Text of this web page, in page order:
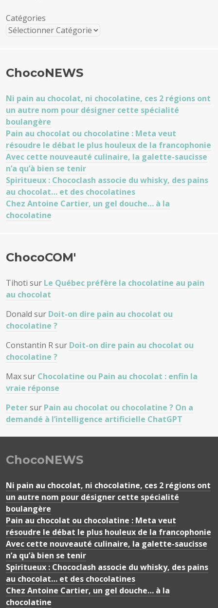
Catégories
ChocoNEWS
Ni pain au chocolat, ni chocolatine, ces 2 régions ont
un autre nom pour désigner cette spécialité
boulangère
Pain au chocolat ou chocolatine : Meta veut
résoudre le débat le plus houleux de la francophonie
Avec cette nouveauté culinaire, la galette-saucisse
n’a qu’à bien se tenir
Spiritueux : Chococlash associe du whisky, des pains
au chocolat… et des chocolatines
Chez Antoine Cartier, un gel douche… à la
chocolatine
ChocoCOM'
Tihoti sur Le Québec préfère la chocolatine au pain
au chocolat
Donald sur Doit-on dire pain au chocolat ou
chocolatine ?
Constantin Rsur Doit-on dire pain au chocolat ou
chocolatine ?
Maxsur Chocolatine ou Pain au chocolat : enfin la
vraie réponse
Petersur Pain au chocolat ou chocolatine ? On a
demandé à l’intelligence artificielle ChatGPT
ChocoNEWS
Ni pain au chocolat, ni chocolatine, ces 2 régions ont
un autre nom pour désigner cette spécialité
boulangère
Pain au chocolat ou chocolatine : Meta veut
résoudre le débat le plus houleux de la francophonie
Avec cette nouveauté culinaire, la galette-saucisse
n’a qu’à bien se tenir
Spiritueux : Chococlash associe du whisky, des pains
au chocolat… et des chocolatines
Chez Antoine Cartier, un gel douche… à la
chocolatine